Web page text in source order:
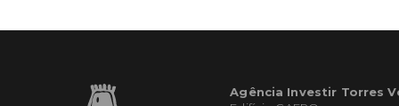
Agência Investir Torres